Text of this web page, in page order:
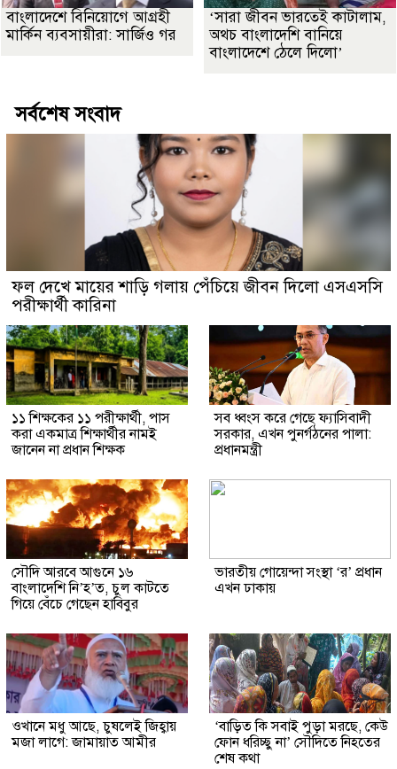
বাংলাদেশে বিনিয়োগে আগ্রহী
মার্কিন ব্যবসায়ীরা: সার্জিও গর
‘সারা জীবন ভারতেই কাটালাম,
অথচ বাংলাদেশি বানিয়ে
বাংলাদেশে ঠেলে দিলো’
সর্বশেষ সংবাদ
ফল দেখে মায়ের শাড়ি গলায় পেঁচিয়ে জীবন দিলো এসএসসি
পরীক্ষার্থী কারিনা
১১ শিক্ষকের ১১ পরীক্ষার্থী, পাস
করা একমাত্র শিক্ষার্থীর নামই
জানেন না প্রধান শিক্ষক
সব ধ্বংস করে গেছে ফ্যাসিবাদী
সরকার, এখন পুনর্গঠনের পালা:
প্রধানমন্ত্রী
সৌদি আরবে আগুনে ১৬
বাংলাদেশি নি’হ’ত, চুল কাটতে
গিয়ে বেঁচে গেছেন হাবিবুর
ভারতীয় গোয়েন্দা সংস্থা ‘র’ প্রধান
এখন ঢাকায়
ওখানে মধু আছে, চুষলেই জিহ্বায়
মজা লাগে: জামায়াত আমীর
‘বাড়িত কি সবাই পুড়া মরছে, কেউ
ফোন ধরিচ্ছু না’ সৌদিতে নিহতের
শেষ কথা